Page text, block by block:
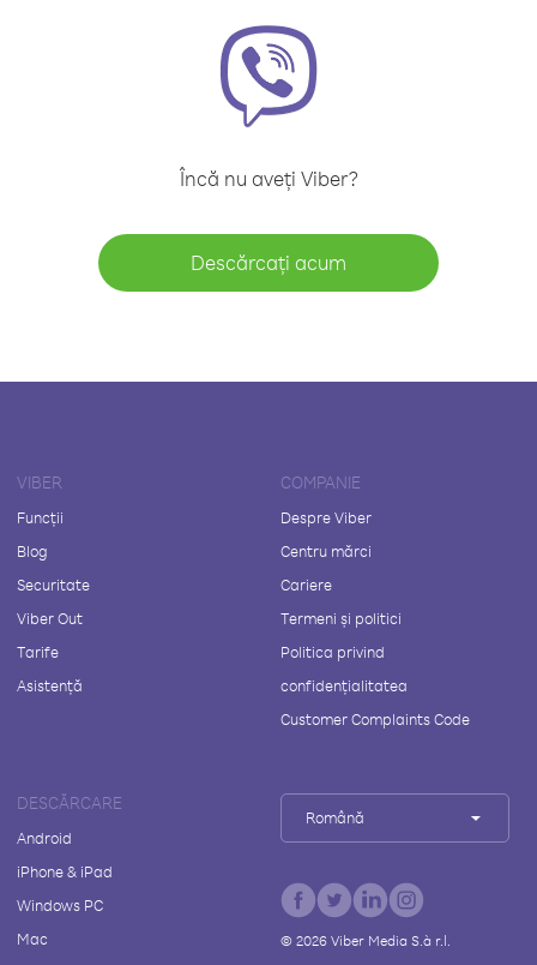
Încă nu aveți Viber?
Descărcați acum
VIBER
Funcții
Blog
Securitate
Viber Out
Tarife
Asistență
COMPANIE
Despre Viber
Centru mărci
Cariere
Termeni și politici
Politica privind
confidențialitatea
Customer Complaints Code
DESCĂRCARE
Android
iPhone & iPad
Windows PC
Mac
Română
© 2026Viber Media S.à r.l.